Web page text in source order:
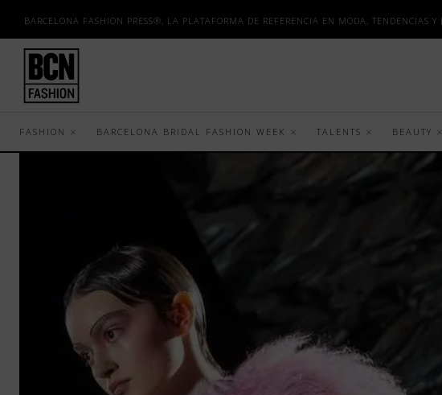
BARCELONA FASHION PRESS®, LA PLATAFORMA DE REFERENCIA EN MODA, TENDENCIAS Y
FASHION BARCELONA BRIDAL FASHION WEEK TALENTS BEAUTY